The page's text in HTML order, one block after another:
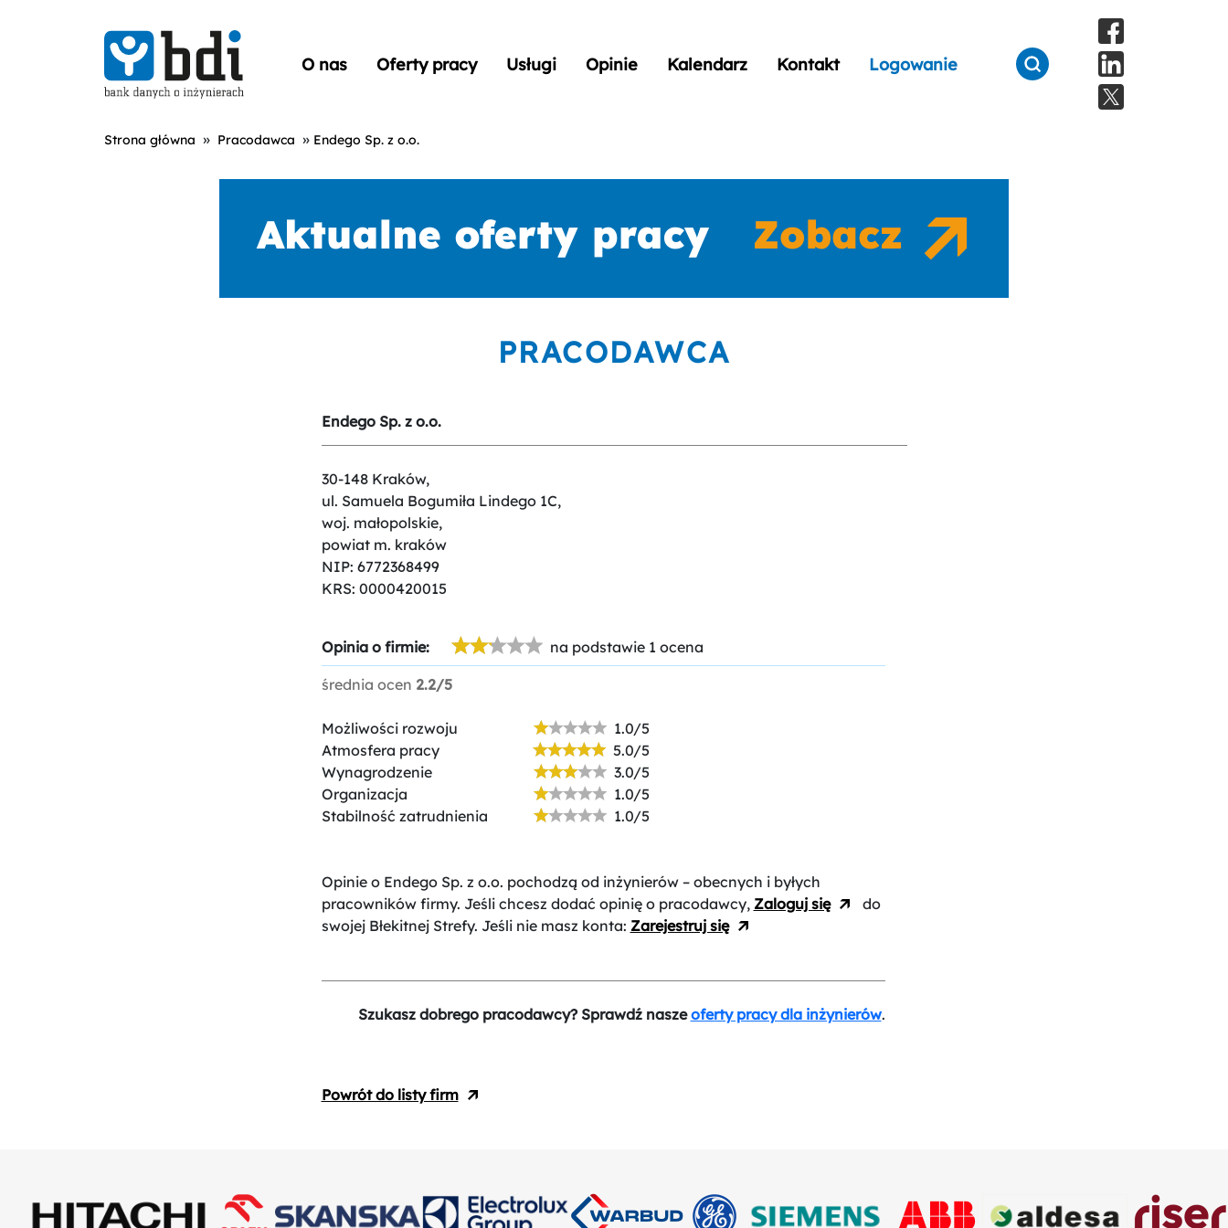
O nas Oferty pracy Usługi Opinie Kalendarz Kontakt Logowanie
Strona główna » Pracodawca » Endego Sp. z o.o.
PRACODAWCA
Endego Sp. z o.o.
30-148 Kraków,
ul. Samuela Bogumiła Lindego 1C,
woj. małopolskie,
powiat m. kraków
NIP: 6772368499
KRS: 0000420015
Opinia o firmie: na podstawie 1 ocena
średnia ocen 2.2/5
Możliwości rozwoju
1.0/5
Atmosfera pracy
5.0/5
Wynagrodzenie
3.0/5
Organizacja
1.0/5
Stabilność zatrudnienia
1.0/5
Opinie o Endego Sp. z o.o. pochodzą od inżynierów – obecnych i byłych
pracowników firmy. Jeśli chcesz dodać opinię o pracodawcy, Zaloguj się
do
swojej Błekitnej Strefy. Jeśli nie masz konta: Zarejestruj się
Szukasz dobrego pracodawcy? Sprawdź naszeoferty pracy dla inżynierów.
Powrót do listy firm